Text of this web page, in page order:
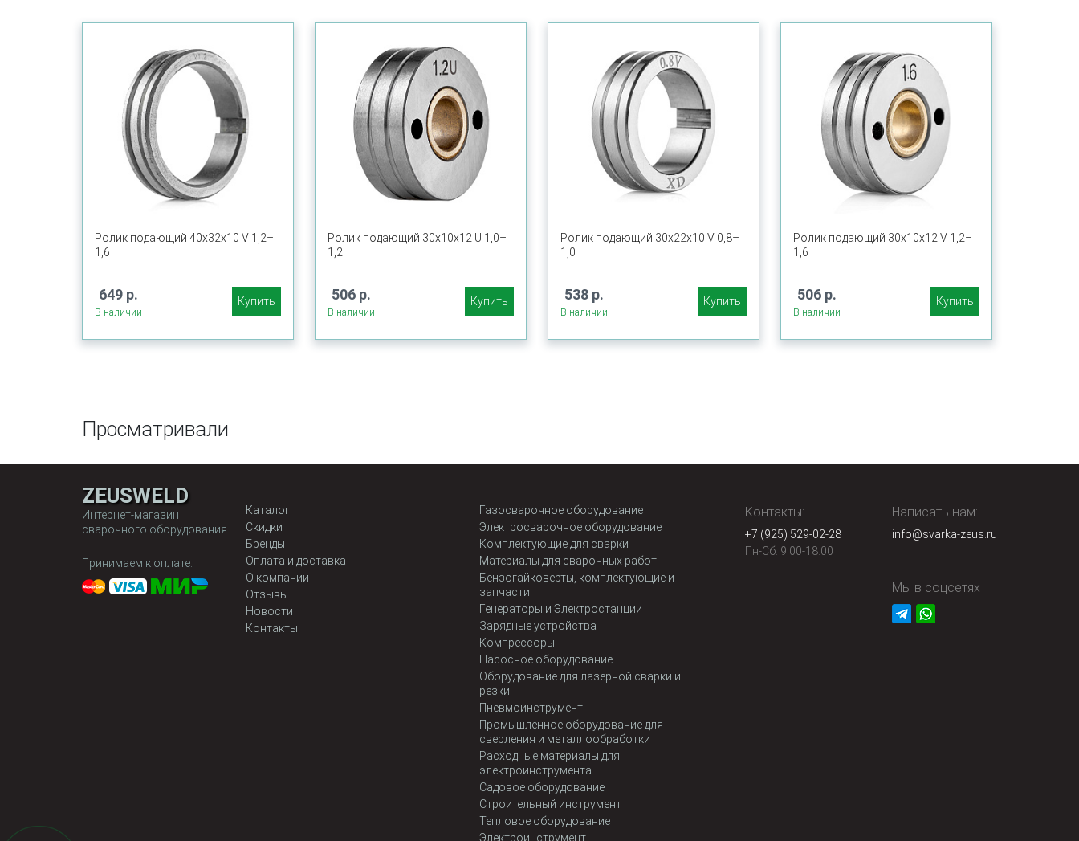
Ролик подающий 40х32х10 V 1,2–
1,6
649 р.
В наличии
Купить
Ролик подающий 30х10х12 U 1,0–
1,2
506 р.
В наличии
Купить
Ролик подающий 30х22х10 V 0,8–
1,0
538 р.
В наличии
Купить
Ролик подающий 30х10х12 V 1,2–
1,6
506 р.
В наличии
Купить
Просматривали
ZEUSWELD
Интернет-магазин
сварочного оборудования
Принимаем к оплате:
Каталог
Скидки
Бренды
Оплата и доставка
О компании
Отзывы
Новости
Контакты
Газосварочное оборудование
Электросварочное оборудование
Комплектующие для сварки
Материалы для сварочных работ
Бензогайковерты, комплектующие и
запчасти
Генераторы и Электростанции
Зарядные устройства
Компрессоры
Насосное оборудование
Оборудование для лазерной сварки и
резки
Пневмоинструмент
Промышленное оборудование для
сверления и металлообработки
Расходные материалы для
электроинструмента
Садовое оборудование
Строительный инструмент
Тепловое оборудование
Электроинструмент
Контакты:
+7 (925) 529-02-28
Пн-Сб: 9:00-18:00
Написать нам:
info@svarka-zeus.ru
Мы в соцсетях